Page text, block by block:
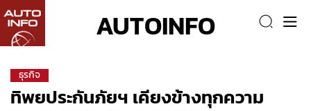
AUTOINFO
ธุรกิจ
ทิพยประกันภัยฯ เคียงข้างทุกความ